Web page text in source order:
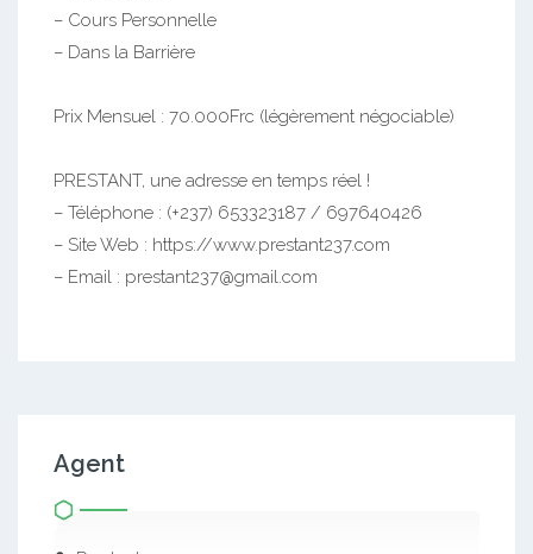
– Cours Personnelle
– Dans la Barrière
Prix Mensuel : 70.000Frc (légèrement négociable)
PRESTANT, une adresse en temps réel !
– Téléphone : (+237) 653323187 / 697640426
– Site Web : https://www.prestant237.com
– Email : prestant237@gmail.com
Agent